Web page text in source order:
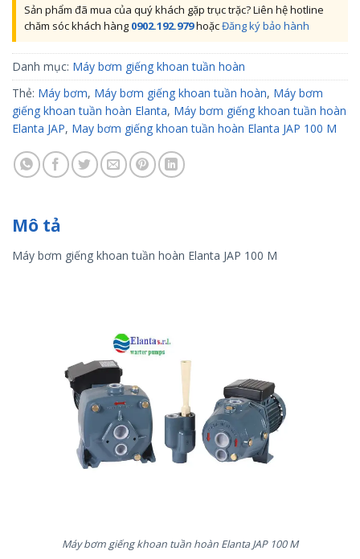
Sản phẩm đã mua của quý khách gặp trục trặc? Liên hệ hotline
chăm sóc khách hàng 0902.192.979hoặcĐăng ký bảo hành
Danh mục: Máy bơm giếng khoan tuần hoàn
Thẻ: Máy bơm, Máy bơm giếng khoan tuần hoàn, Máy bơm
giếng khoan tuần hoàn Elanta, Máy bơm giếng khoan tuần hoàn
Elanta JAP, May bơm giếng khoan tuần hoàn Elanta JAP 100 M
Mô tả
Máy bơm giếng khoan tuần hoàn Elanta JAP 100 M
Máy bơm giếng khoan tuần hoàn Elanta JAP 100 M